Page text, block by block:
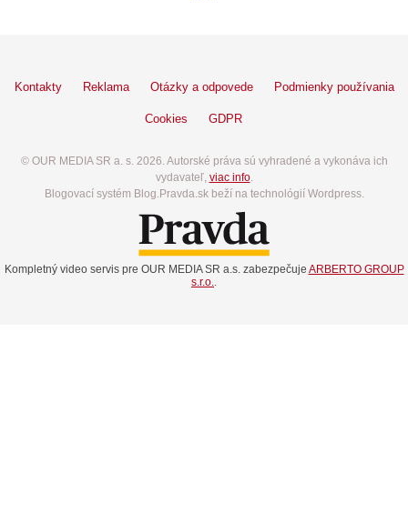
Kontakty Reklama Otázky a odpovede Podmienky používania
Cookies GDPR
© OUR MEDIA SR a. s. 2026. Autorské práva sú vyhradené a vykonáva ich
vydavateľ, viac info.
Blogovací systém Blog.Pravda.sk beží na technológií Wordpress.
Kompletný video servis pre OUR MEDIA SR a.s. zabezpečuje ARBERTO GROUP
s.r.o..